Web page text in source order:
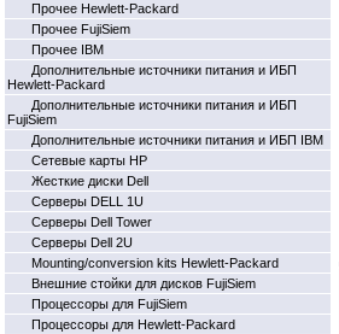
Прочее Hewlett-Packard
Прочее FujiSiem
Прочее IBM
Дополнительные источники питания и ИБП
Hewlett-Packard
Дополнительные источники питания и ИБП
FujiSiem
Дополнительные источники питания и ИБП IBM
Cетевые карты HP
Жесткие диски Dell
Серверы DELL 1U
Серверы Dell Tower
Серверы Dell 2U
Mounting/conversion kits Hewlett-Packard
Внешние стойки для дисков FujiSiem
Процессоры для FujiSiem
Процессоры для Hewlett-Packard